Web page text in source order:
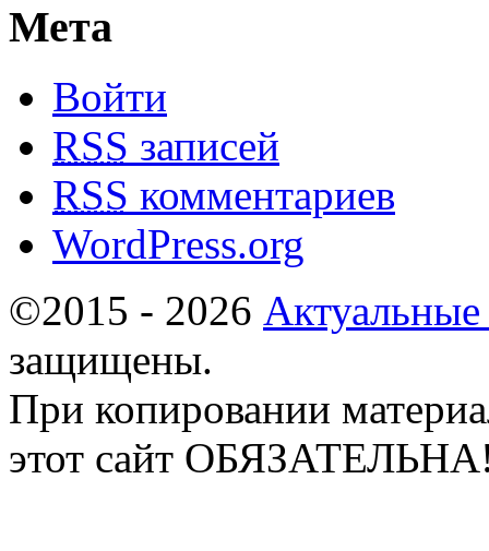
Мета
Войти
RSS записей
RSS комментариев
WordPress.org
©2015 - 2026
защищены.
При копировании
этот сайт